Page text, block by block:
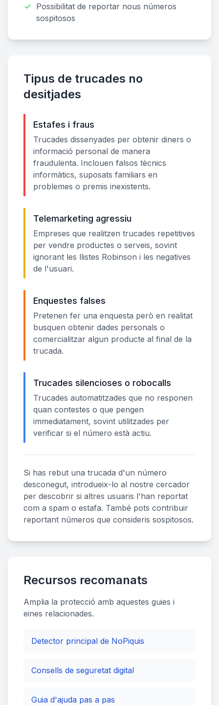
Possibilitat de reportar nous números
sospitosos
Tipus de trucades no
desitjades
Estafes i fraus
Trucades dissenyades per obtenir diners o
informació personal de manera
fraudulenta. Inclouen falsos tècnics
informàtics, suposats familiars en
problemes o premis inexistents.
Telemarketing agressiu
Empreses que realitzen trucades repetitives
per vendre productes o serveis, sovint
ignorant les llistes Robinson i les negatives
de l'usuari.
Enquestes falses
Pretenen fer una enquesta però en realitat
busquen obtenir dades personals o
comercialitzar algun producte al final de la
trucada.
Trucades silencioses o robocalls
Trucades automatitzades que no responen
quan contestes o que pengen
immediatament, sovint utilitzades per
verificar si el número està actiu.
Si has rebut una trucada d'un número
desconegut, introdueix-lo al nostre cercador
per descobrir si altres usuaris l'han reportat
com a spam o estafa. També pots contribuir
reportant números que consideris sospitosos.
Recursos recomanats
Amplia la protecció amb aquestes guies i
eines relacionades.
Detector principal de NoPiquis
Consells de seguretat digital
Guia d'ajuda pas a pas